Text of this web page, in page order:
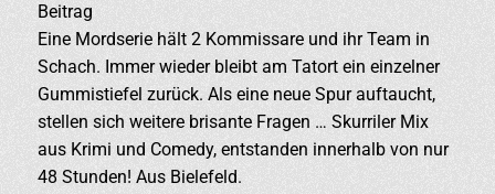
Beitrag
Eine Mordserie hält 2 Kommissare und ihr Team in
Schach. Immer wieder bleibt am Tatort ein einzelner
Gummistiefel zurück. Als eine neue Spur auftaucht,
stellen sich weitere brisante Fragen … Skurriler Mix
aus Krimi und Comedy, entstanden innerhalb von nur
48 Stunden! Aus Bielefeld.